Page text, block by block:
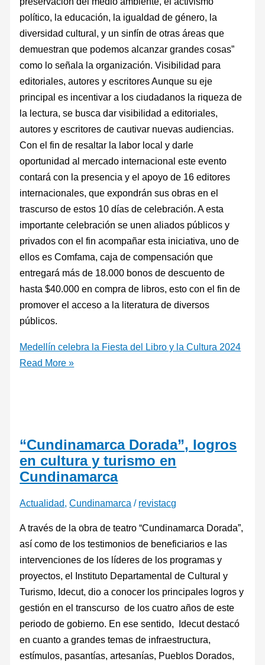
político, la educación, la igualdad de género, la
diversidad cultural, y un sinfín de otras áreas que
demuestran que podemos alcanzar grandes cosas”
como lo señala la organización. Visibilidad para
editoriales, autores y escritores Aunque su eje
principal es incentivar a los ciudadanos la riqueza de
la lectura, se busca dar visibilidad a editoriales,
autores y escritores de cautivar nuevas audiencias.
Con el fin de resaltar la labor local y darle
oportunidad al mercado internacional este evento
contará con la presencia y el apoyo de 16 editores
internacionales, que expondrán sus obras en el
trascurso de estos 10 días de celebración. A esta
importante celebración se unen aliados públicos y
privados con el fin acompañar esta iniciativa, uno de
ellos es Comfama, caja de compensación que
entregará más de 18.000 bonos de descuento de
hasta $40.000 en compra de libros, esto con el fin de
promover el acceso a la literatura de diversos
públicos.
Medellín celebra la Fiesta del Libro y la Cultura 2024
Read More »
“Cundinamarca Dorada”, logros
en cultura y turismo en
Cundinamarca
Actualidad,Cundinamarca / revistacg
A través de la obra de teatro “Cundinamarca Dorada”,
así como de los testimonios de beneficiarios e las
intervenciones de los líderes de los programas y
proyectos, el Instituto Departamental de Cultural y
Turismo, Idecut, dio a conocer los principales logros y
gestión en el transcurso de los cuatro años de este
periodo de gobierno. En ese sentido, Idecut destacó
en cuanto a grandes temas de infraestructura,
estímulos, pasantías, artesanías, Pueblos Dorados,